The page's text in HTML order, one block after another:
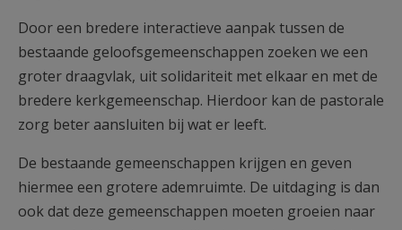
Door een bredere interactieve aanpak tussen de
bestaande geloofsgemeenschappen zoeken we een
groter draagvlak, uit solidariteit met elkaar en met de
bredere kerkgemeenschap. Hierdoor kan de pastorale
zorg beter aansluiten bij wat er leeft.
De bestaande gemeenschappen krijgen en geven
hiermee een grotere ademruimte. De uitdaging is dan
ook dat deze gemeenschappen moeten groeien naar